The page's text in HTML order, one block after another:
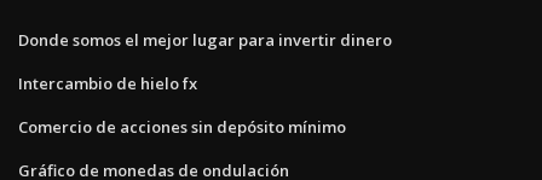
Donde somos el mejor lugar para invertir dinero
Intercambio de hielo fx
Comercio de acciones sin depósito mínimo
Gráfico de monedas de ondulación